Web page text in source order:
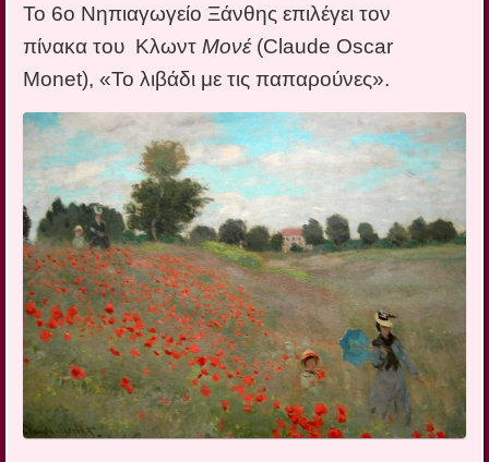
Το 6ο Νηπιαγωγείο Ξάνθης επιλέγει τον
πίνακα του ΚλωντΜονέ(Claude Oscar
Monet), «Το λιβάδι με τις παπαρούνες».